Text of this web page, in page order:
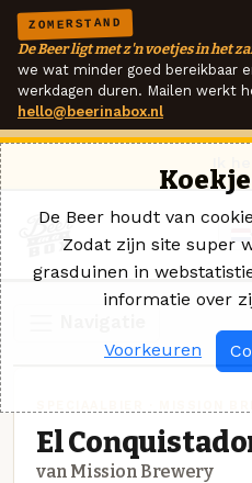
ZOMERSTAND
De Beer ligt met z'n voetjes in het
we wat minder goed bereikbaar
werkdagen duren. Mailen werkt
hello@beerinabox.nl
El
van Mission Brewery
De Beer houdt van
Zodat zijn site super
grasduinen in
informatie over
Voorkeuren